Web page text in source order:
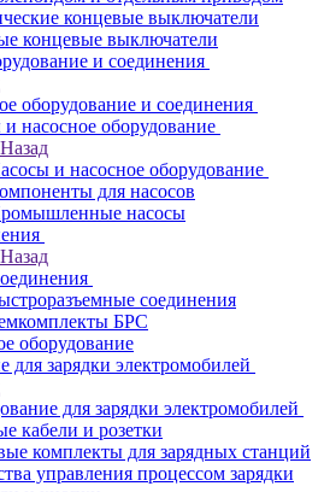
концевые выключатели
концевые выключатели
и соединения
оборудование и соединения
насосное оборудование
Назад
и насосное оборудование
для насосов
насосы
Назад
соединения
БРС
оборудование
для зарядки электромобилей
для зарядки электромобилей
кабели и розетки
комплекты для зарядных станций
управления процессом зарядки